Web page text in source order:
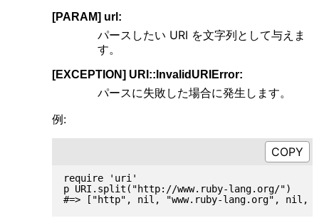
[PARAM] url:
パースしたい URI を文字列として与えま
す。
[EXCEPTION] URI::InvalidURIError:
パースに失敗した場合に発生します。
例:
require 'uri'
p URI.split("http://www.ruby-lang.org/")